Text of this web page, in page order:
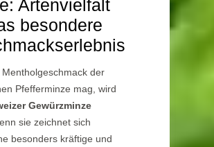
Artenvielfalt
besondere
der
Pfefferminze mag, wird
Gewürzminze
sie zeichnet sich
besonders kräftige und